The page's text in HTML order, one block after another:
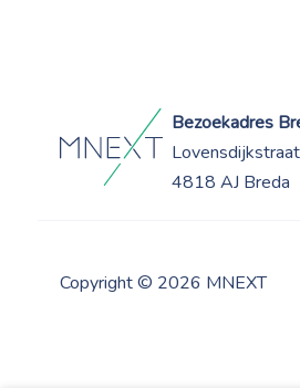
Bezoekadres
4818 AJ Breda
Copyright © 2026 MNEXT